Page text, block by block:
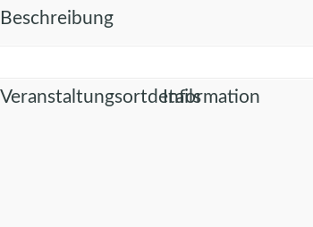
Beschreibung
VeranstaltungsortdetailsInformation